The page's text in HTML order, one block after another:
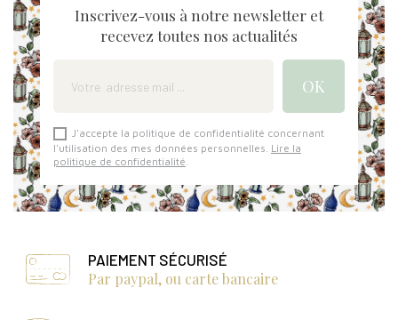
Inscrivez-vous à notre newsletter et
recevez toutes nos actualités
J'accepte la politique de confidentialité concernant
l'utilisation des mes données personnelles. Lire la
politique de confidentialité
PAIEMENT SÉCURISÉ
Par paypal, ou carte bancaire